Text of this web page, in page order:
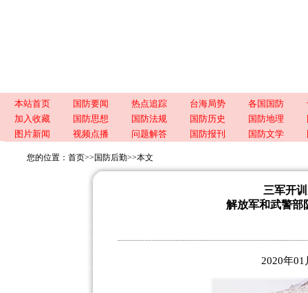
本站首页 国防要闻 热点追踪 台海局势 各国国防
加入收藏
国防思想 国防法规 国防历史 国防地理
图片新闻
视频点播 问题解答 国防报刊 国防文学
您的位置： 首页>> 国防后勤>>本文
三军开
解放军和武警部
2020年